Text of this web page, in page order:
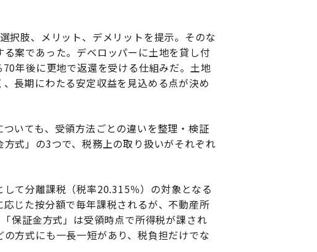
択肢、メリット、デメリットを提示。そのな
案であった。デベロッパーに土地を貸し付
年後に更地で返還を受ける仕組みだ。土地
長期にわたる安定収益を見込める点が決め
いても、受領方法ごとの違いを整理・検証
式」の3つで、税務上の取り扱いがそれぞれ
て分離課税（税率20.315％）の対象となる
じた按分額で毎年課税されるが、不動産所
保証金方式」は受領時点で所得税が課され
方式にも一長一短があり、税負担だけでな